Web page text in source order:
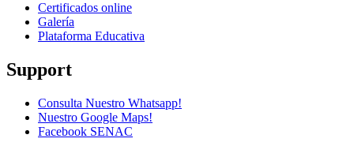
Certificados online
Galería
Plataforma Educativa
Support
Consulta Nuestro Whatsapp!
Nuestro Google Maps!
Facebook SENAC